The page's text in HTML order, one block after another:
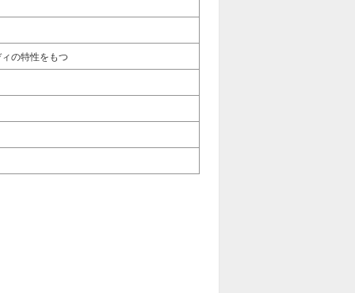
の特性をもつ